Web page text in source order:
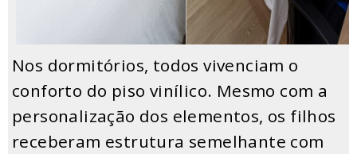
Nos dormitórios, todos vivenciam o
conforto do piso vinílico. Mesmo com a
personalização dos elementos, os filhos
receberam estrutura semelhante com